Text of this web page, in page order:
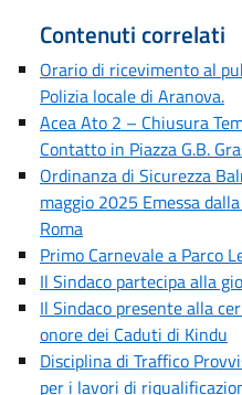
Contenuti correlati
Orario di ricevimento al
Polizia locale di Aranova.
Acea Ato 2 – Chiusura
Contatto in Piazza G.B.
Ordinanza di Sicurezza
maggio 2025 Emessa
Roma
Primo Carnevale a Parco
Il Sindaco partecipa alla
Il Sindaco presente alla
onore dei Caduti di Kindu
Disciplina di Traffico
per i lavori di